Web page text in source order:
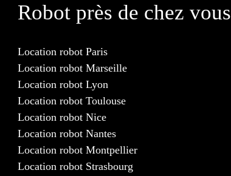
Robot près de chez vous
Location robot Paris
Location robot Marseille
Location robot Lyon
Location robot Toulouse
Location robot Nice
Location robot Nantes
Location robot Montpellier
Location robot Strasbourg